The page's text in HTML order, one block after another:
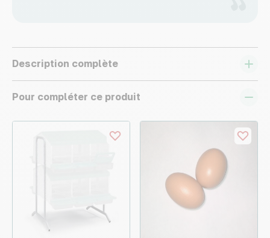
Description complète
Pour compléter ce produit